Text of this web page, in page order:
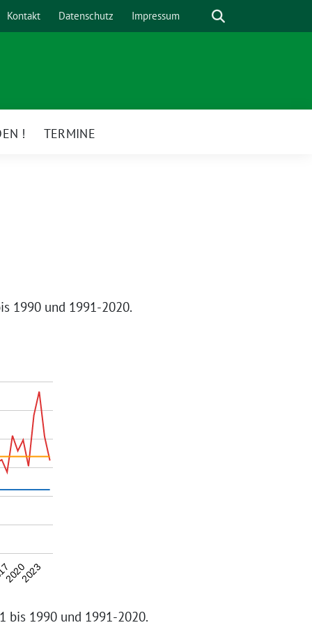
Kontakt Datenschutz Impressum Suche
! TERMINE
1990 und 1991-2020.
20202023
bis 1990 und 1991-2020.